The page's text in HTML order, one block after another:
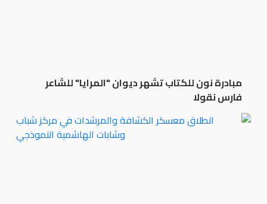
مبادرة نون للكتاب تشهر ديوان "المرايا" للشاعر
فارس نقولا